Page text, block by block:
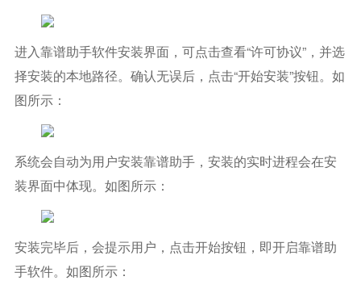
进入靠谱助手软件安装界面，可点击查看“许可协议”，并选
择安装的本地路径。确认无误后，点击“开始安装”按钮。如
图所示：
系统会自动为用户安装靠谱助手，安装的实时进程会在安
装界面中体现。如图所示：
安装完毕后，会提示用户，点击开始按钮，即开启靠谱助
手软件。如图所示：